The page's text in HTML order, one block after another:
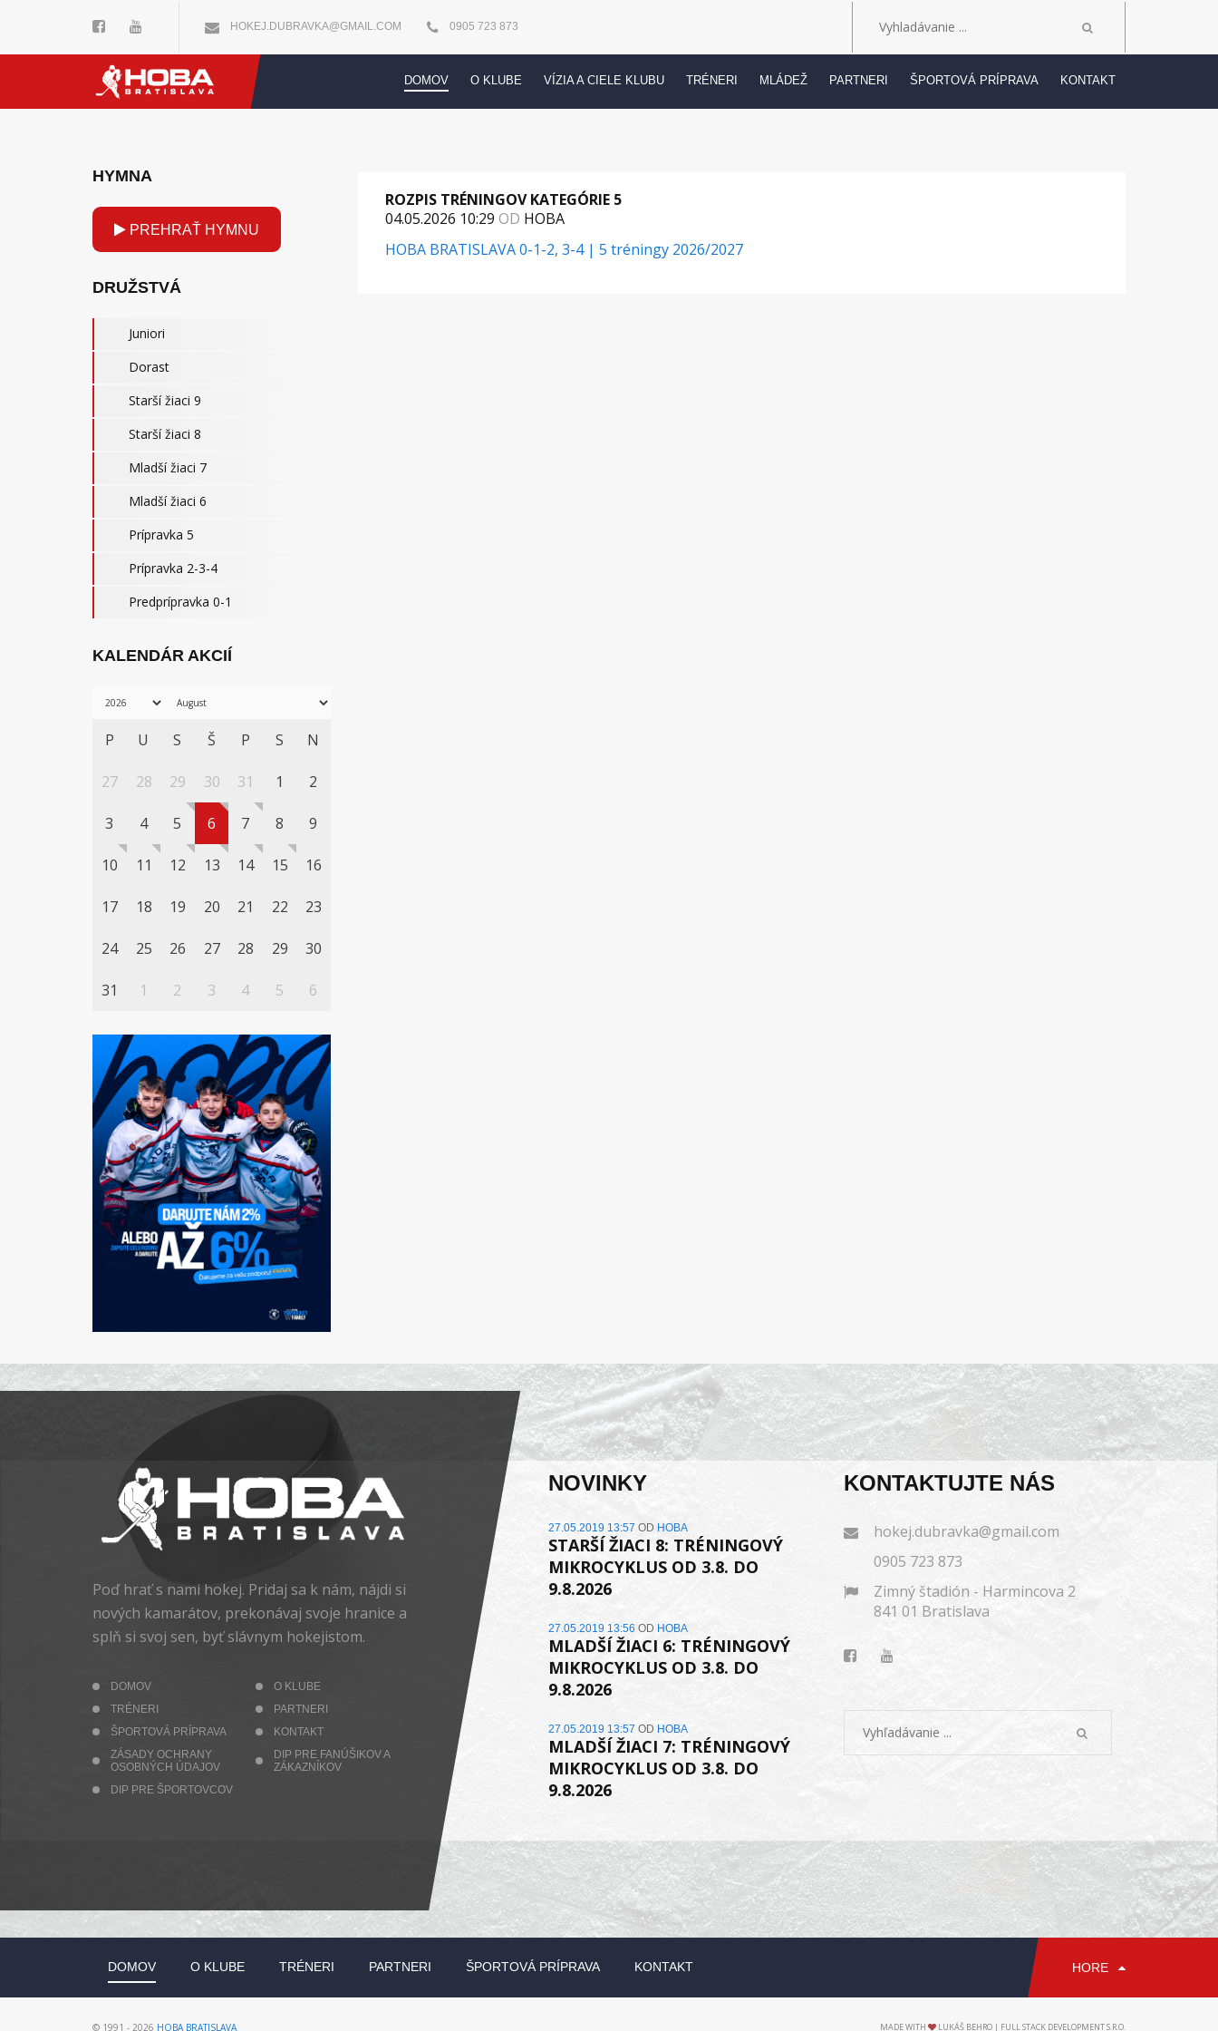
HOKEJ.DUBRAVKA@GMAIL.COM 0905 723 873
DOMOV O KLUBE VÍZIA A CIELE KLUBU TRÉNERI MLÁDEŽ PARTNERI ŠPORTOVÁ PRÍPRAVA KONTAKT
ROZPIS TRÉNINGOV KATEGÓRIE 5
04.05.2026 10:29 OD HOBA
HOBA BRATISLAVA 0-1-2, 3-4 | 5 tréningy 2026/2027
HYMNA
PREHRAŤ HYMNU
DRUŽSTVÁ
Juniori
Dorast
Starší žiaci 9
Starší žiaci 8
Mladší žiaci 7
Mladší žiaci 6
Prípravka 5
Prípravka 2-3-4
Predprípravka 0-1
KALENDÁR AKCIÍ
P U S Š P S N
27 28 29 30 31 1 2
3 4 5 6 7 8 9
10 11 12 13 14 15 16
17 18 19 20 21 22 23
24 25 26 27 28 29 30
31 1 2 3 4 5 6
Poď hrať s nami hokej. Pridaj sa k nám, nájdi si
nových kamarátov, prekonávaj svoje hranice a
splň si svoj sen, byť slávnym hokejistom.
DOMOV
O KLUBE
TRÉNERI
PARTNERI
ŠPORTOVÁ PRÍPRAVA
KONTAKT
ZÁSADY OCHRANY
OSOBNÝCH ÚDAJOV
DIP PRE FANÚŠIKOV A
ZÁKAZNÍKOV
DIP PRE ŠPORTOVCOV
NOVINKY
27.05.2019 13:57 OD HOBA
STARŠÍ ŽIACI 8: TRÉNINGOVÝ
MIKROCYKLUS OD 3.8. DO
9.8.2026
27.05.2019 13:56 OD HOBA
MLADŠÍ ŽIACI 6: TRÉNINGOVÝ
MIKROCYKLUS OD 3.8. DO
9.8.2026
27.05.2019 13:57 OD HOBA
MLADŠÍ ŽIACI 7: TRÉNINGOVÝ
MIKROCYKLUS OD 3.8. DO
9.8.2026
KONTAKTUJTE NÁS
hokej.dubravka@gmail.com
0905 723 873
Zimný štadión - Harmincova 2
841 01 Bratislava
DOMOV O KLUBE TRÉNERI PARTNERI ŠPORTOVÁ PRÍPRAVA KONTAKT HORE
© 1991 - 2026 HOBA BRATISLAVA MADE WITH LUKÁŠ BEHRO | FULL STACK DEVELOPMENT S.R.O.